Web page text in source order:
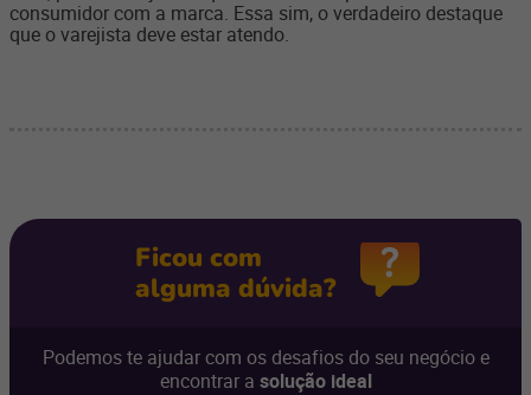
consumidor com a marca. Essa sim, o verdadeiro destaque
que o varejista deve estar atendo.
Ficou com
alguma dúvida?
Podemos te ajudar com os desafios do seu negócio e
encontrar a solução ideal